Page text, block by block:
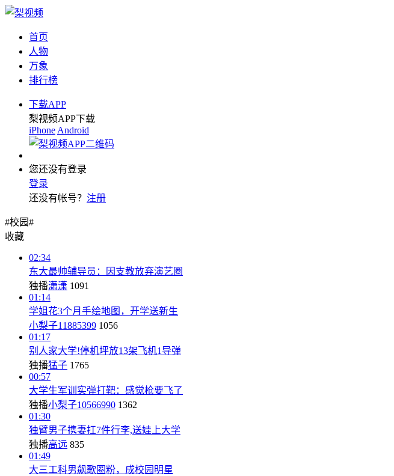
首页
人物
万象
排行榜
下载APP
梨视频APP下载
iPhone Android
您还没有登录
登录
还没有帐号？ 注册
#校园#
收藏
02:34
东大最帅辅导员：因支教放弃演艺圈
独播潇潇 1091
01:14
学姐花3个月手绘地图，开学送新生
小梨子11885399 1056
01:17
别人家大学!停机坪放13架飞机1导弹
独播猛子 1765
00:57
大学生军训实弹打靶：感觉枪要飞了
独播小梨子10566990 1362
01:30
独臂男子携妻扛7件行李,送娃上大学
独播高远 835
01:49
大三工科男飙歌圈粉，成校园明星